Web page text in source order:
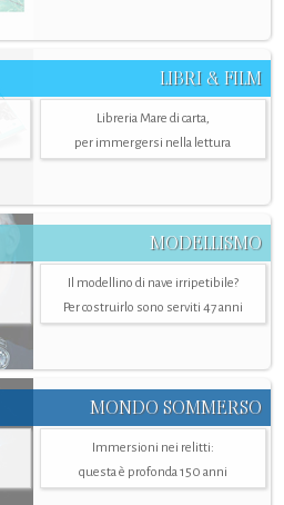
LIBRI & FILM
Libreria Mare di carta,
per immergersi nella lettura
MODELLISMO
Il modellino di nave irripetibile?
Per costruirlo sono serviti 47 anni
MONDO SOMMERSO
Immersioni nei relitti:
questa è profonda 150 anni